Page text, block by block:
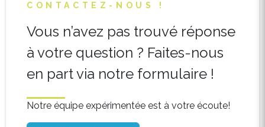
CONTACTEZ-NOUS !
Vous n’avez pas trouvé réponse
à votre question ? Faites-nous
en part via notre formulaire !
Notre équipe expérimentée est à votre écoute!